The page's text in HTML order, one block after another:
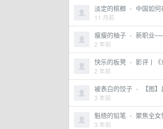
淡定的槟榔 · 中国如
11 月前
瘦瘦的柚子 · 新职业
2 年前
快乐的板凳 · 影评丨
2 年前
被表白的饺子 · 【图
3 年前
魁梧的铅笔 · 聚焦全女
3 年前